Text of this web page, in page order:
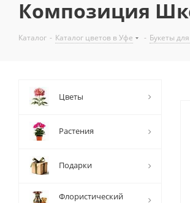
Композиция
Каталог - Каталог цветов в Уфе - Букеты
Цветы
Растения
Подарки
Флористический